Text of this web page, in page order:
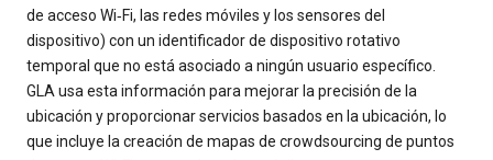
de acceso Wi‐Fi, las redes móviles y los sensores del
dispositivo) con un identificador de dispositivo rotativo
temporal que no está asociado a ningún usuario específico.
GLA usa esta información para mejorar la precisión de la
ubicación y proporcionar servicios basados en la ubicación, lo
que incluye la creación de mapas de crowdsourcing de puntos